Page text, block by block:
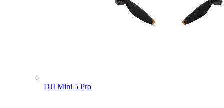
DJI Mini 5 Pro